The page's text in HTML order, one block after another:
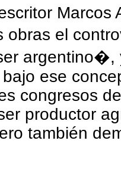
Marcos
obras el
argentino�,
ese
congresos
productor
también